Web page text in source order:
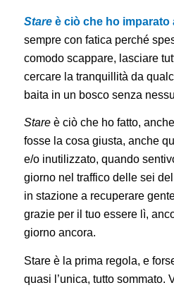
Stareè ciò che ho imparato
sempre con fatica perché
comodo scappare, lasciare
cercare la tranquillità da
baita in un bosco senza
Stareè ciò che ho fatto,
fosse la cosa giusta, anche
e/o inutilizzato, quando
giorno nel traffico delle sei
in stazione a recuperare
grazie per il tuo essere lì,
giorno ancora.
Stare è la prima regola, e
quasi l’unica, tutto sommato.